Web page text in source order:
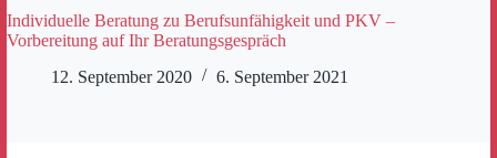
Individuelle Beratung zu Berufsunfähigkeit und PKV –
Vorbereitung auf Ihr Beratungsgespräch
12. September 2020
6. September 2021